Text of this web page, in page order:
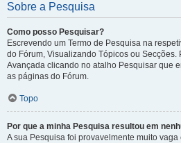
Sobre a Pesquisa
Como posso Pesquisar?
Escrevendo um Termo de Pesquisa na
do Fórum, Visualizando Tópicos ou Secções.
Avançada clicando no atalho Pesquisar que
as páginas do Fórum.
Topo
Por que a minha Pesquisa resultou em
A sua Pesquisa foi provavelmente muito